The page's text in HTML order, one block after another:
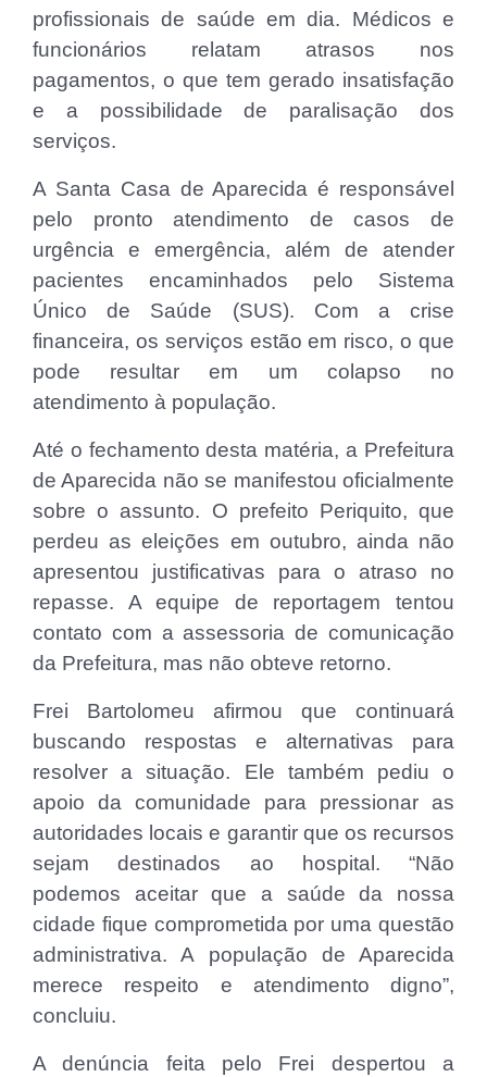
profissionais de saúde em dia. Médicos e
funcionários relatam atrasos nos
pagamentos, o que tem gerado insatisfação
e a possibilidade de paralisação dos
serviços.
A Santa Casa de Aparecida é responsável
pelo pronto atendimento de casos de
urgência e emergência, além de atender
pacientes encaminhados pelo Sistema
Único de Saúde (SUS). Com a crise
financeira, os serviços estão em risco, o que
pode resultar em um colapso no
atendimento à população.
Até o fechamento desta matéria, a Prefeitura
de Aparecida não se manifestou oficialmente
sobre o assunto. O prefeito Periquito, que
perdeu as eleições em outubro, ainda não
apresentou justificativas para o atraso no
repasse. A equipe de reportagem tentou
contato com a assessoria de comunicação
da Prefeitura, mas não obteve retorno.
Frei Bartolomeu afirmou que continuará
buscando respostas e alternativas para
resolver a situação. Ele também pediu o
apoio da comunidade para pressionar as
autoridades locais e garantir que os recursos
sejam destinados ao hospital. “Não
podemos aceitar que a saúde da nossa
cidade fique comprometida por uma questão
administrativa. A população de Aparecida
merece respeito e atendimento digno”,
concluiu.
A denúncia feita pelo Frei despertou a